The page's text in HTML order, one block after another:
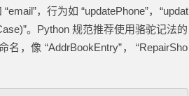
，行为如 “updatePhone”，“updat
。Python 规范推荐使用骆驼记法的
名，像 “AddrBookEntry”， “RepairSho